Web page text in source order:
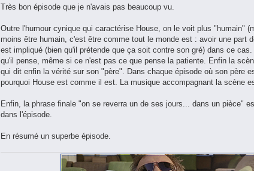
Très bon épisode que je n'avais pas beaucoup vu.
Outre l'humour cynique qui caractérise House, on le voit plus "humain"
moins être humain, c'est être comme tout le monde est : avoir une part
est impliqué (bien qu'il prétende que ça soit contre son gré) dans ce
qu'il pense, même si ce n'est pas ce que pense la patiente. Enfin la
qui dit enfin la vérité sur son "père". Dans chaque épisode où son père
pourquoi House est comme il est. La musique accompagnant la scène
Enfin, la phrase finale "on se reverra un de ses jours... dans un pièce"
dans l'épisode.
En résumé un superbe épisode.